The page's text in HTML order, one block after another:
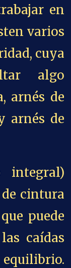
en
varios
cuya
algo
arnés de
arnés de
integral)
cintura
puede
caídas
equilibrio.